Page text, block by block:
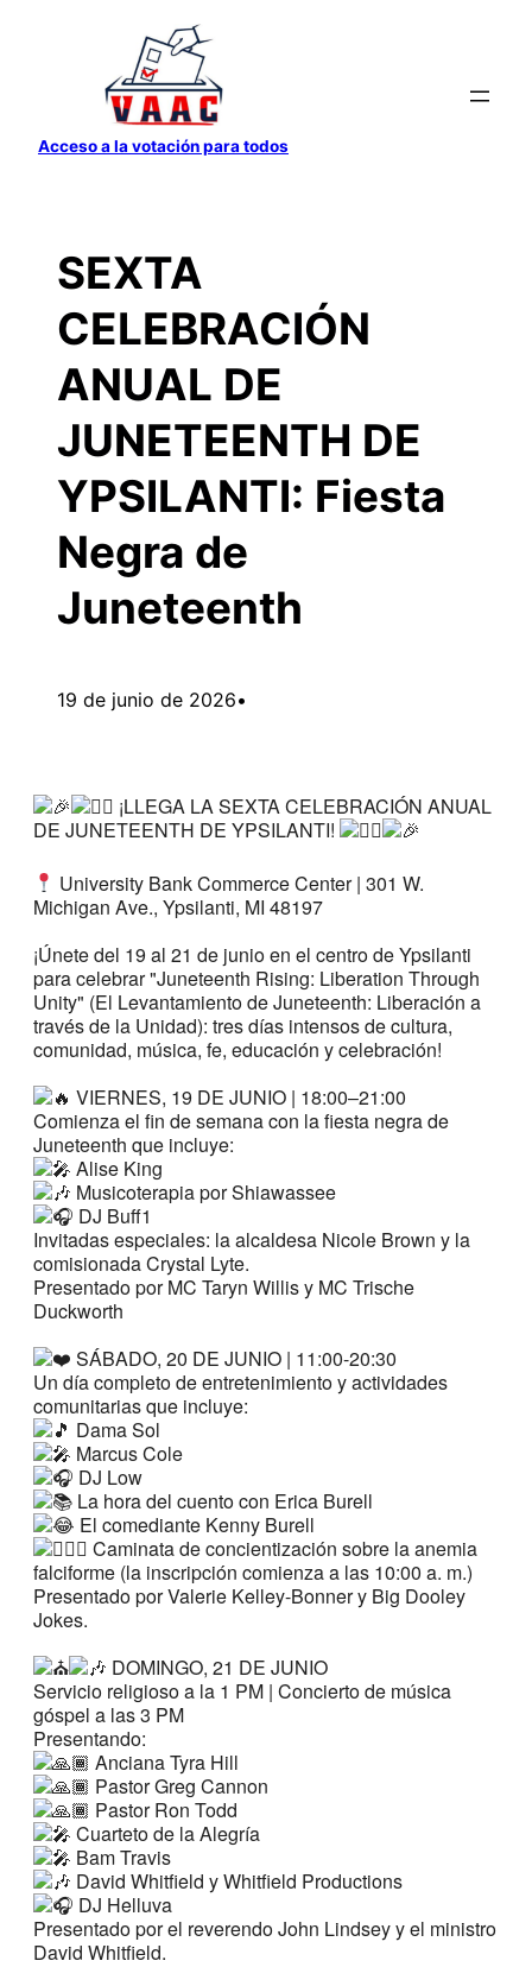
contenido
Acceso a la votación para todos
SEXTA
CELEBRACIÓN
ANUAL DE
JUNETEENTH DE
YPSILANTI: Fiesta
Negra de
Juneteenth
19 de junio de 2026•
¡LLEGA LA SEXTA CELEBRACIÓN ANUAL
DE JUNETEENTH DE YPSILANTI!
University Bank Commerce Center | 301 W.
Michigan Ave., Ypsilanti, MI 48197
¡Únete del 19 al 21 de junio en el centro de Ypsilanti
para celebrar "Juneteenth Rising: Liberation Through
Unity" (El Levantamiento de Juneteenth: Liberación a
través de la Unidad): tres días intensos de cultura,
comunidad, música, fe, educación y celebración!
VIERNES, 19 DE JUNIO | 18:00–21:00
Comienza el fin de semana con la fiesta negra de
Juneteenth que incluye:
Alise King
Musicoterapia por Shiawassee
DJ Buff1
Invitadas especiales: la alcaldesa Nicole Brown y la
comisionada Crystal Lyte.
Presentado por MC Taryn Willis y MC Trische
Duckworth
SÁBADO, 20 DE JUNIO | 11:00-20:30
Un día completo de entretenimiento y actividades
comunitarias que incluye:
Dama Sol
Marcus Cole
DJ Low
La hora del cuento con Erica Burell
El comediante Kenny Burell
Caminata de concientización sobre la anemia
falciforme (la inscripción comienza a las 10:00 a. m.)
Presentado por Valerie Kelley-Bonner y Big Dooley
Jokes.
DOMINGO, 21 DE JUNIO
Servicio religioso a la 1 PM | Concierto de música
góspel a las 3 PM
Presentando:
Anciana Tyra Hill
Pastor Greg Cannon
Pastor Ron Todd
Cuarteto de la Alegría
Bam Travis
David Whitfield y Whitfield Productions
DJ Helluva
Presentado por el reverendo John Lindsey y el ministro
David Whitfield.